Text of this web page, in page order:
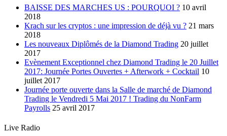
BAISSE DES MARCHES US : POURQUOI ? 10 avril
2018
Krach sur les cryptos : une impression de déjà vu ? 21 mars
2018
Les nouveaux Diplômés de la Diamond Trading 20 juillet
2017
Evènement Exceptionnel chez Diamond Trading le 20 Juillet
2017: Journée Portes Ouvertes + Afterwork + Cocktail 10
juillet 2017
Journée porte ouverte dans la Salle de marché de Diamond
Trading le Vendredi 5 Mai 2017 ! Trading du NonFarm
Payrolls 25 avril 2017
Live Radio